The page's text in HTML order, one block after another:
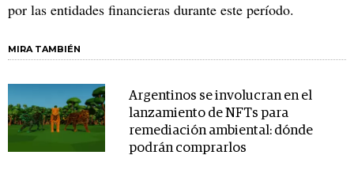
por las entidades financieras durante este período.
MIRA TAMBIÉN
Argentinos se involucran en el
lanzamiento de NFTs para
remediación ambiental: dónde
podrán comprarlos